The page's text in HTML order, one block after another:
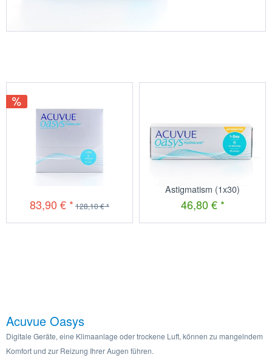
Acuvue Oasys 1-Day (1x90)
83,90 € * 128,10 € *
Astigmatism (1x30)
46,80 € *
Acuvue Oasys
Digitale Geräte, eine Klimaanlage oder trockene Luft, können zu mangelndem
Komfort und zur Reizung Ihrer Augen führen.